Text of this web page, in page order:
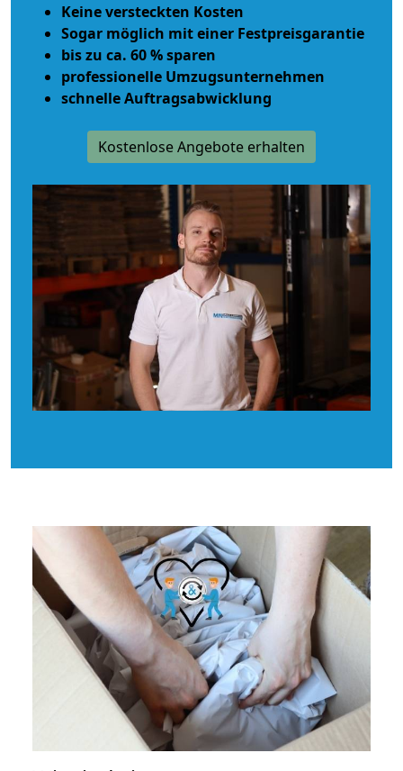
Keine versteckten Kosten
Sogar möglich mit einer Festpreisgarantie
bis zu ca. 60 % sparen
professionelle Umzugsunternehmen
schnelle Auftragsabwicklung
Kostenlose Angebote erhalten